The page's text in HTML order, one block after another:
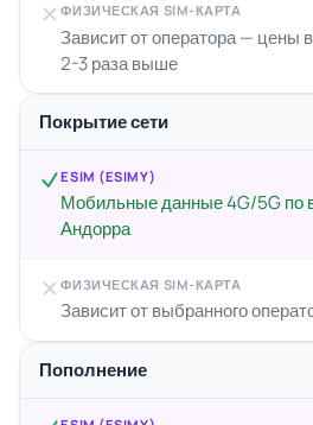
ФИЗИЧЕСКАЯ SIM-КАРТА
Зависит от оператора — цены
2-3 раза выше
Покрытие сети
ESIM (ESIMY)
Мобильные данные 4G/5G по
Андорра
ФИЗИЧЕСКАЯ SIM-КАРТА
Зависит от выбранного
Пополнение